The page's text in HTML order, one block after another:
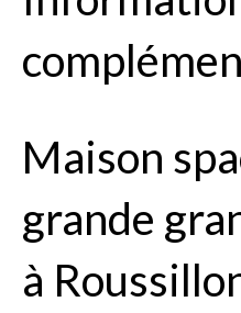
Maison
grande
à